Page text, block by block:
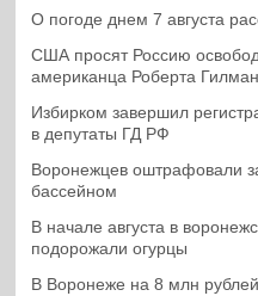
О погоде днем 7 августа
США просят Россию
американца Роберта
Избирком завершил
в депутаты ГД РФ
Воронежцев оштрафовали
бассейном
В начале августа в
подорожали огурцы
В Воронеже на 8 млн